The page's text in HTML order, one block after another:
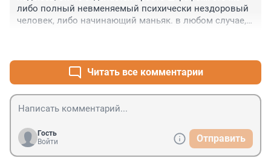
либо полный невменяемый психически нездоровый
человек, либо начинающий маньяк. в любом случае,
Читать все комментарии
Гость
Войти
Отправить